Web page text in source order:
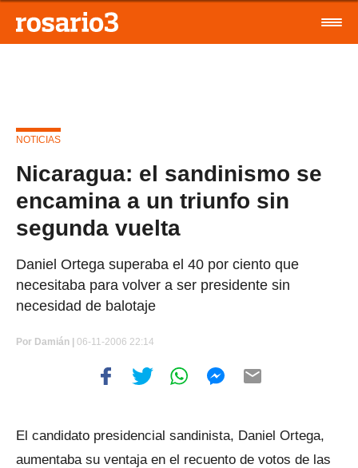
NOTICIAS
Nicaragua: el sandinismo se
encamina a un triunfo sin
segunda vuelta
Daniel Ortega superaba el 40 por ciento que
necesitaba para volver a ser presidente sin
necesidad de balotaje
Por Damián | 06-11-2006 22:14
El candidato presidencial sandinista, Daniel Ortega,
aumentaba su ventaja en el recuento de votos de las